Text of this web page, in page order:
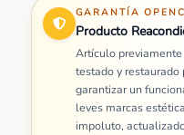
GARANTÍA
Producto
Artículo
testado y restaurado
garantizar un
leves marcas
impoluto,